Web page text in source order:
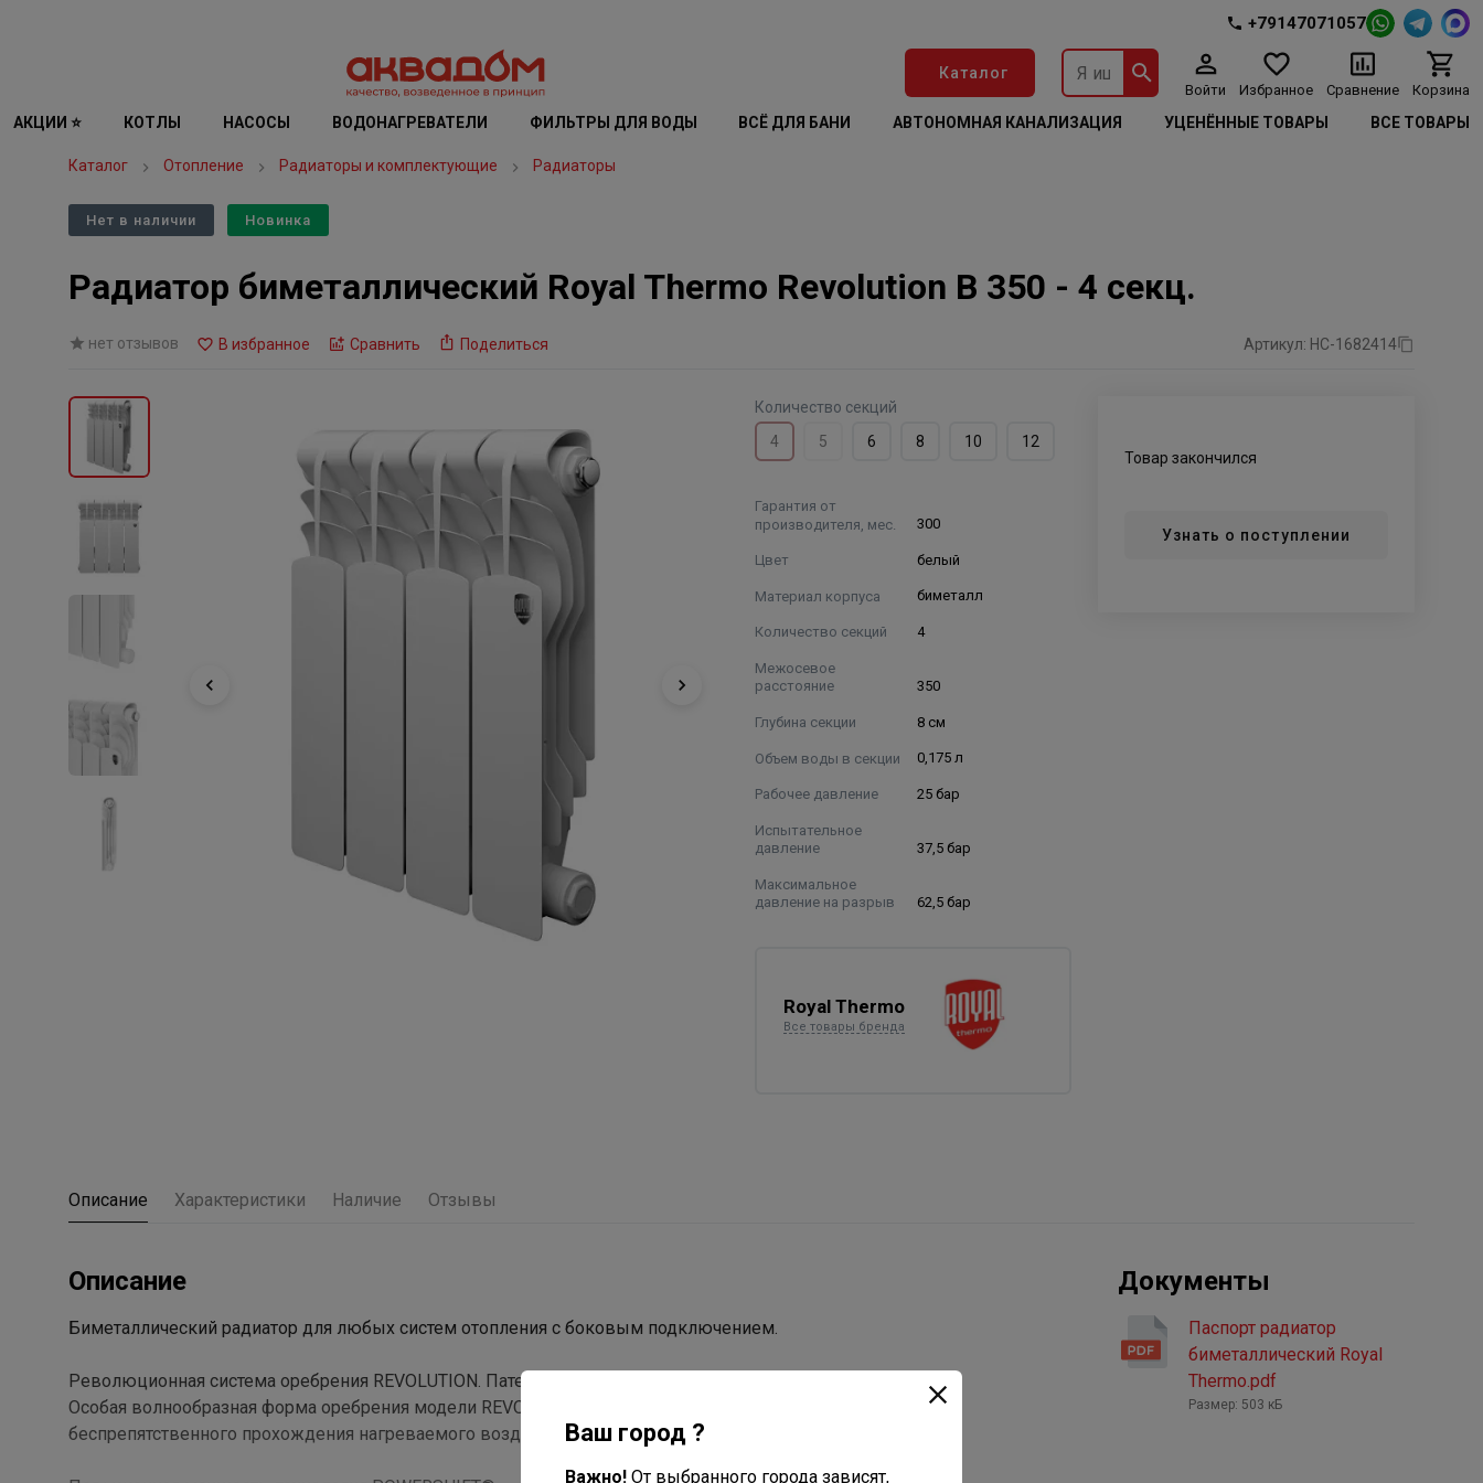
+79147071057
Каталог
Войти Избранное Сравнение Корзина
АКЦИИ ⭐ КОТЛЫ НАСОСЫ ВОДОНАГРЕВАТЕЛИ ФИЛЬТРЫ ДЛЯ ВОДЫ ВСЁ ДЛЯ БАНИ АВТОНОМНАЯ КАНАЛИЗАЦИЯ УЦЕНЁННЫЕ ТОВАРЫ ВСЕ ТОВАРЫ
Каталог Отопление Радиаторы и комплектующие Радиаторы
Нет в наличии Новинка
Радиатор биметаллический Royal Thermo Revolution B 350 - 4 секц.
нет отзывов В избранное Сравнить Поделиться Артикул: НС-1682414
Количество секций
4
5 6 8 10 12
Гарантия от
производителя, мес.
300
Цвет белый
Материал корпуса биметалл
Количество секций 4
Межосевое
расстояние
350
Глубина секции 8 см
Объем воды в секции 0,175 л
Рабочее давление 25 бар
Испытательное
давление
37,5 бар
Максимальное
давление на разрыв
62,5 бар
Royal Thermo
Все товары бренда
Товар закончился
Узнать о поступлении
Описание Характеристики Наличие Отзывы
Описание
Биметаллический радиатор для любых систем отопления с боковым подключением.
Революционная система оребрения REVOLUTION. Патент №139542
Особая волнообразная форма оребрения модели REVOLUTION повышает теплоотдачу на 3% за счет
беспрепятственного прохождения нагреваемого воздуха при движении внутри радиатора.
Документы
Паспорт радиатор
биметаллический Royal
Thermo.pdf
Размер: 503 кБ
Ваш город ?
Важно! От выбранного города зависят,